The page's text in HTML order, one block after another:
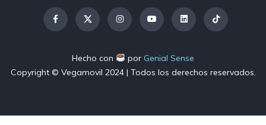
Hecho con por Genial Sense
Copyright © Vegamovil 2024| Todos los derechos reservados.